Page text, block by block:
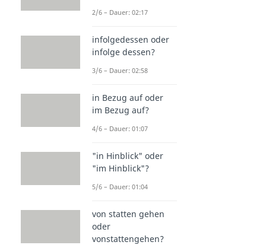
2/6 – Dauer: 02:17
infolgedessen oder
infolge dessen?
3/6 – Dauer: 02:58
in Bezug auf oder
im Bezug auf?
4/6 – Dauer: 01:07
"in Hinblick" oder
"im Hinblick"?
5/6 – Dauer: 01:04
von statten gehen
oder
vonstattengehen?